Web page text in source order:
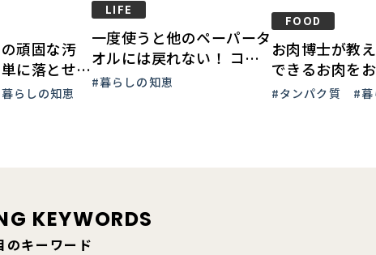
頑固な汚
に落とせる
アイテム
らしの知恵
LIFE
一度使うと他のペーパータ
オルには戻れない！ コス
トコの「カークランド シ
#暮らしの知恵
FOOD
お肉博士が教
できるお肉を
コツ！
#タンパク質 #暮
KEYWORDS
のキーワード